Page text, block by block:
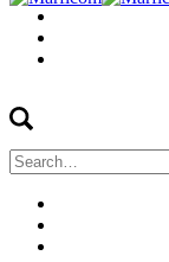
Search
for: